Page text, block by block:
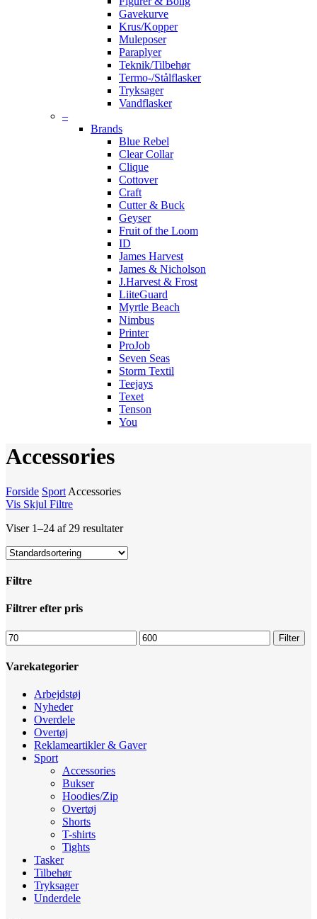
Gavekurve
Krus/Kopper
Muleposer
Paraplyer
Teknik/Tilbehør
Termo-/Stålflasker
Tryksager
Vandflasker
–
Brands
Blue Rebel
Clear Collar
Clique
Cottover
Craft
Cutter & Buck
Geyser
Fruit of the Loom
ID
James Harvest
James & Nicholson
J.Harvest & Frost
LiiteGuard
Myrtle Beach
Nimbus
Printer
ProJob
Seven Seas
Storm Textil
Teejays
Texet
Tenson
You
Accessories
Forside Sport Accessories
Vis Skjul Filtre
Viser 1–24 af 29 resultater
Filtre
Luk
Filtrer efter pris
Mindste
pris
Højeste
pris
Filter
Varekategorier
Arbejdstøj
Nyheder
Overdele
Overtøj
Reklameartikler & Gaver
Sport
Accessories
Bukser
Hoodies/Zip
Overtøj
Shorts
T-shirts
Tights
Tasker
Tilbehør
Tryksager
Underdele